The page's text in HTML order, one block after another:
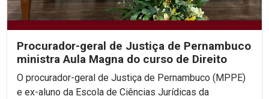
Procurador-geral de Justiça de Pernambuco
ministra Aula Magna do curso de Direito
O procurador-geral de Justiça de Pernambuco (MPPE)
e ex-aluno da Escola de Ciências Jurídicas da